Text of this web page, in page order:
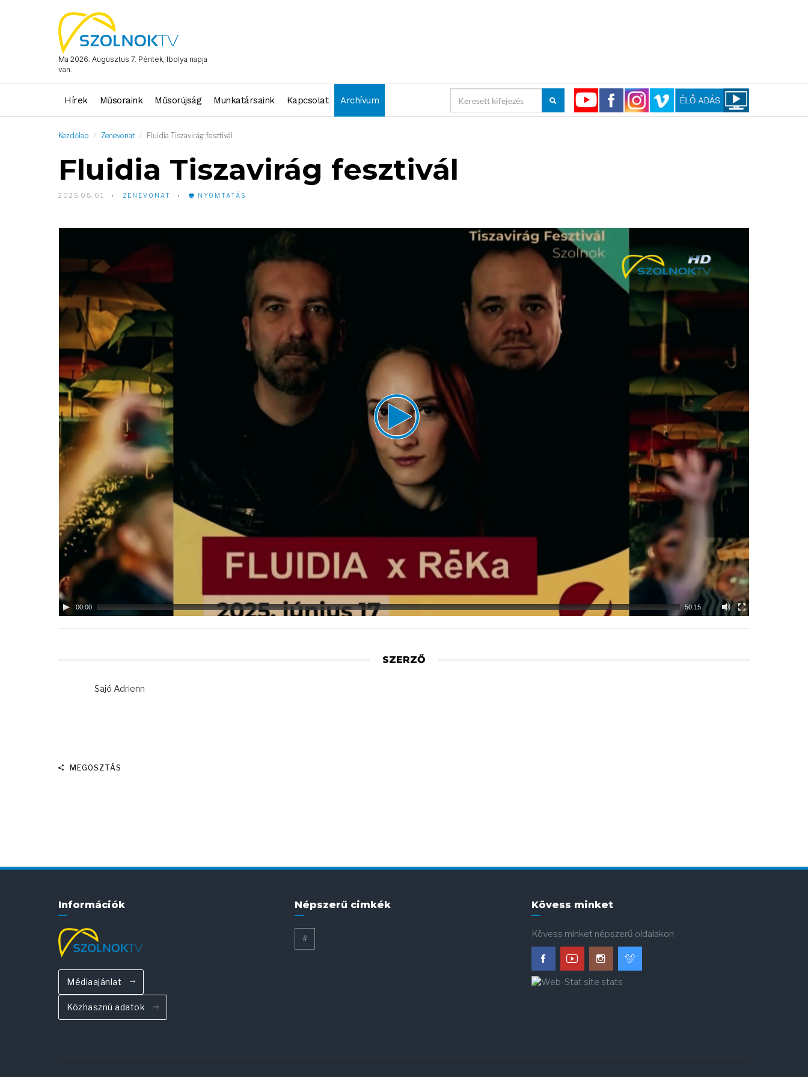
Ma 2026. Augusztus 7. Péntek, Ibolya napja
van.
Hírek Műsoraink Műsorújság Munkatársaink Kapcsolat Archívum
Kezdőlap Zenevonat Fluidia Tiszavirág fesztivál
Fluidia Tiszavirág fesztivál
2025.08.01 ZENEVONAT NYOMTATÁS
00:00 50:15
SZERZŐ
Sajó Adrienn
MEGOSZTÁS
Információk
Médiaajánlat
Közhasznú adatok
Népszerű cimkék
#
Kövess minket
Kövess minket népszerű oldalakon